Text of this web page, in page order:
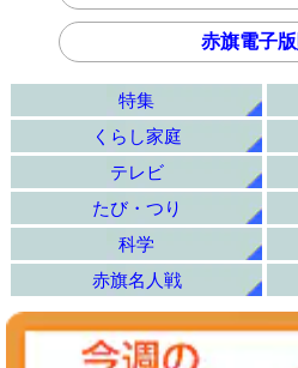
赤旗電子
特集
くらし家庭
テレビ
たび・つり
科学
赤旗名人戦